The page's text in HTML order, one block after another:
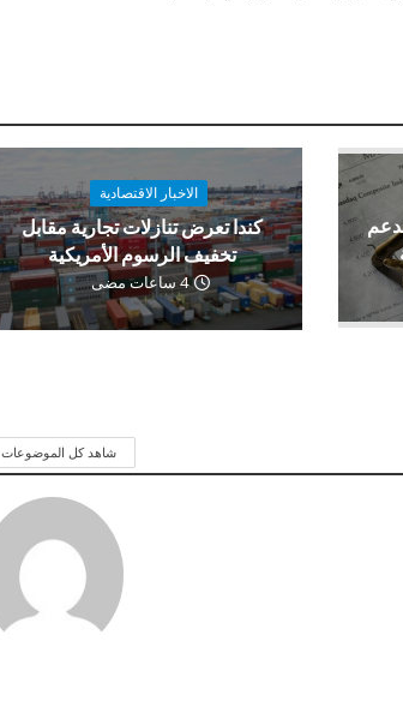
الاخبار الاقتصادية
كندا تعرض تنازلات تجارية مقابل
تخفيف الرسوم الأمريكية
4 ساعات مضى
شاهد كل الموضوعات